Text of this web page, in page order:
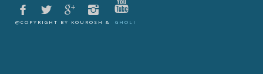
@COPYRIGHT BY KOUROSH & GHOLI
Disattiva Immagini
Evidenzia Link